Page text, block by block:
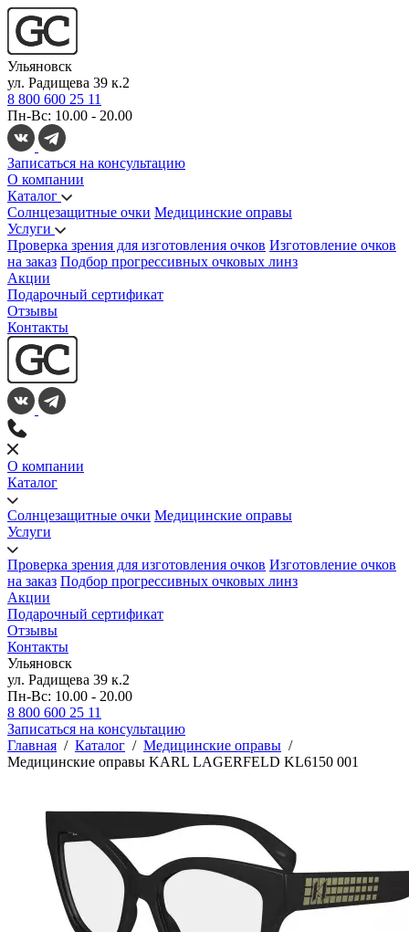
Ульяновск
ул. Радищева 39 к.2
8 800 600 25 11
Пн-Вс: 10.00 - 20.00
Записаться на консультацию
О компании
Каталог
Солнцезащитные очки Медицинские оправы
Услуги
Проверка зрения для изготовления очков Изготовление очков
на заказ Подбор прогрессивных очковых линз
Акции
Подарочный сертификат
Отзывы
Контакты
О компании
Каталог
Солнцезащитные очки Медицинские оправы
Услуги
Проверка зрения для изготовления очков Изготовление очков
на заказ Подбор прогрессивных очковых линз
Акции
Подарочный сертификат
Отзывы
Контакты
Ульяновск
ул. Радищева 39 к.2
Пн-Вс: 10.00 - 20.00
8 800 600 25 11
Записаться на консультацию
Главная / Каталог / Медицинские оправы /
Медицинские оправы KARL LAGERFELD KL6150 001